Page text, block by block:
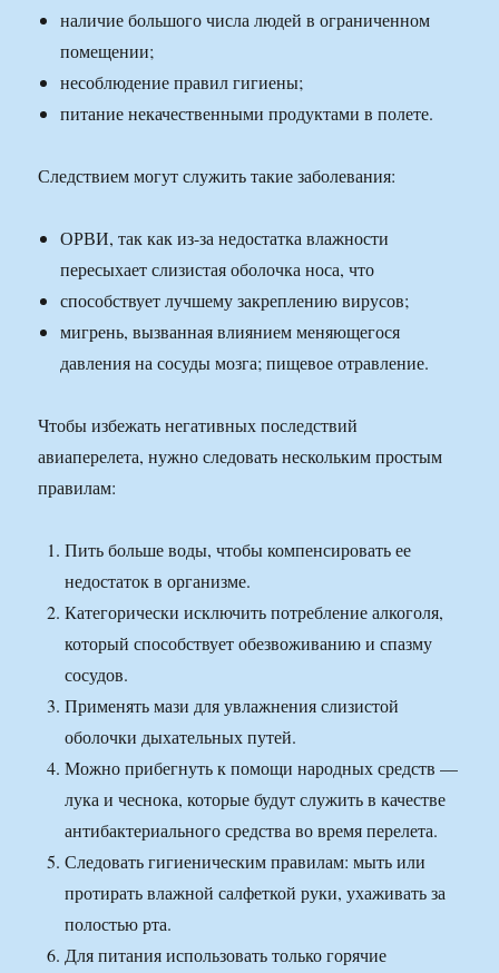
наличие большого числа людей в ограниченном
помещении;
несоблюдение правил гигиены;
питание некачественными продуктами в полете.
Следствием могут служить такие заболевания:
ОРВИ, так как из-за недостатка влажности
пересыхает слизистая оболочка носа, что
способствует лучшему закреплению вирусов;
мигрень, вызванная влиянием меняющегося
давления на сосуды мозга; пищевое отравление.
Чтобы избежать негативных последствий
авиаперелета, нужно следовать нескольким простым
правилам:
Пить больше воды, чтобы компенсировать ее
недостаток в организме.
Категорически исключить потребление алкоголя,
который способствует обезвоживанию и спазму
сосудов.
Применять мази для увлажнения слизистой
оболочки дыхательных путей.
Можно прибегнуть к помощи народных средств —
лука и чеснока, которые будут служить в качестве
антибактериального средства во время перелета.
Следовать гигиеническим правилам: мыть или
протирать влажной салфеткой руки, ухаживать за
полостью рта.
Для питания использовать только горячие